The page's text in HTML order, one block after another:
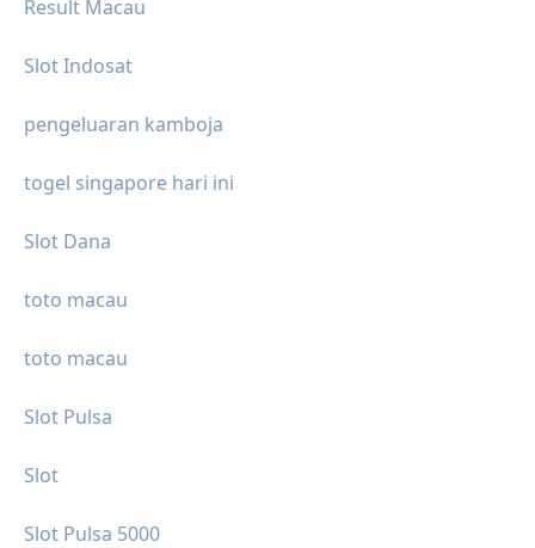
Result Macau
Slot Indosat
pengeluaran kamboja
togel singapore hari ini
Slot Dana
toto macau
toto macau
Slot Pulsa
Slot
Slot Pulsa 5000